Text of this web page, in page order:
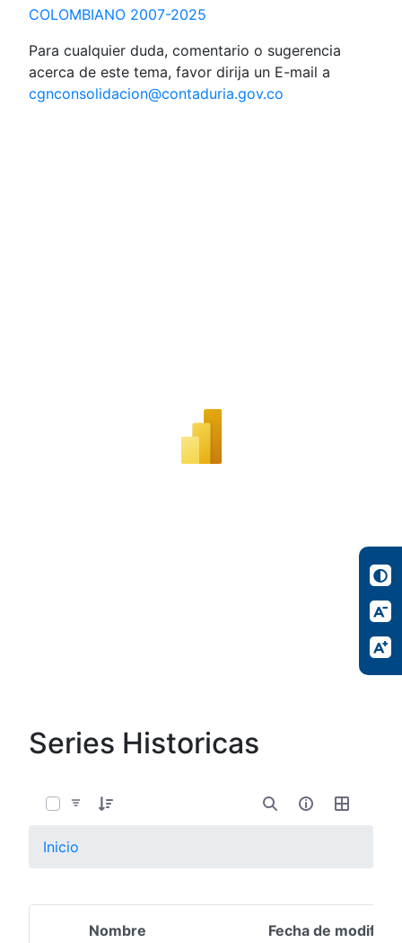
COLOMBIANO 2007-2025
Para cualquier duda, comentario o sugerencia
acerca de este tema, favor dirija un E-mail a
cgnconsolidacion@contaduria.gov.co
Series Historicas
Inicio
Nombre Fecha de